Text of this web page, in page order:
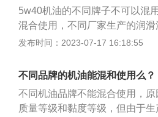
40。如果车主不敢轻举妄动，
油品以及性能方面均要比矿物
5w40机油的不同牌子不可以混
混合使用，不同厂家生产的润
损坏。以下关于机油介绍：1、
10³（kg/m³），能对发动机起
发布时间：2023-07-17 16:18:55
不同品牌的机油能混和使用么？
不同机油品牌不能混合使用，
质量等级和黏度等级，但由于